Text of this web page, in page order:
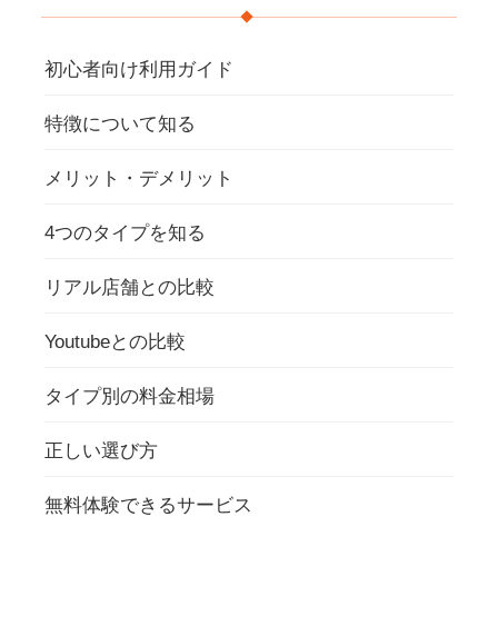
初心者向け利用ガイド
特徴について知る
メリット・デメリット
4つのタイプを知る
リアル店舗との比較
Youtubeとの比較
タイプ別の料金相場
正しい選び方
無料体験できるサービス